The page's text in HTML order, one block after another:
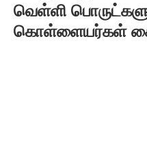
வெள்ளி
கொள்ளையர்கள்